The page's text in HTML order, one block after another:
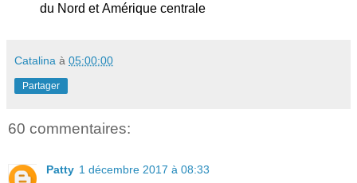
du Nord et Amérique centrale
Catalina à 05:00:00
Partager
60 commentaires:
Patty 1 décembre 2017 à 08:33